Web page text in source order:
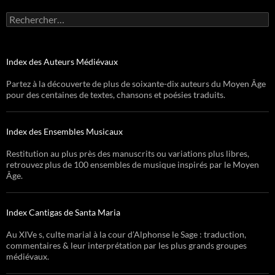
Rechercher :
Index des Auteurs Médiévaux
Partez à la découverte de plus de soixante-dix auteurs du Moyen Âge
pour des centaines de textes, chansons et poésies traduits.
Index des Ensembles Musicaux
Restitution au plus près des manuscrits ou variations plus libres,
retrouvez plus de 100 ensembles de musique inspirés par le Moyen
Âge.
Index Cantigas de Santa Maria
Au XIVe s, culte marial à la cour d’Alphonse le Sage : traduction,
commentaires & leur interprétation par les plus grands groupes
médiévaux.